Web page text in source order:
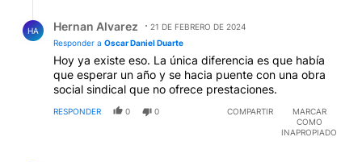
HA Hernan Alvarez
21 DE FEBRERO DE 2024
Responder a Oscar Daniel Duarte
Hoy ya existe eso. La única diferencia es que había
que esperar un año y se hacia puente con una obra
social sindical que no ofrece prestaciones.
RESPONDER 0 0 COMPARTIR
MARCAR
COMO
INAPROPIADO